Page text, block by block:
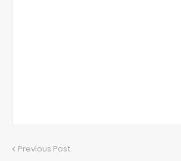
Previous Post